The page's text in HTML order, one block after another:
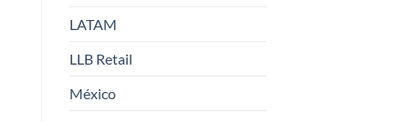
LATAM
LLB Retail
México